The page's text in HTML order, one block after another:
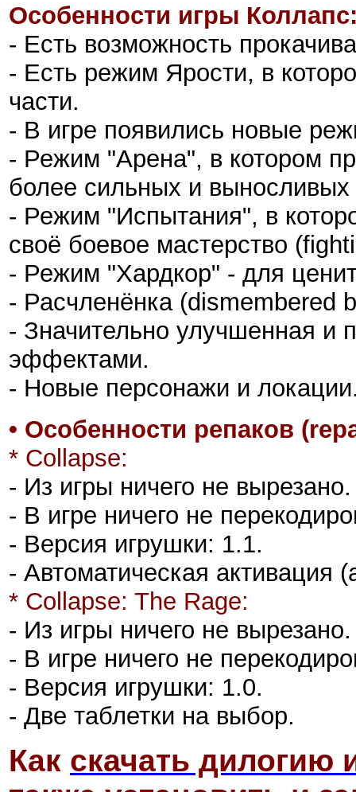
Особенности игры
- Есть возможность
- Есть режим Ярости, в
части.
- В игре появились новые
- Режим "Арена", в котором
более сильных и выносливых
- Режим "Испытания", в
своё боевое мастерство
- Режим "Хардкор" - для
- Расчленёнка (dismembered
- Значительно улучшенная и
эффектами.
- Новые персонажи и
• Особенности репаков
* Collapse:
- Из игры ничего не вырезано.
- В игре ничего не
- Версия игрушки: 1.1.
- Автоматическая активация
* Collapse: The Rage:
- Из игры ничего не вырезано.
- В игре ничего не
- Версия игрушки: 1.0.
- Две таблетки на выбор.
Как скачать дилогию